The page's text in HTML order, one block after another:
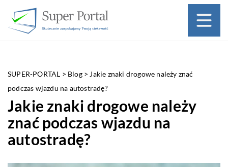
SUPER-PORTAL > Blog> Jakie znaki drogowe należy znać
podczas wjazdu na autostradę?
Jakie znaki drogowe należy
znać podczas wjazdu na
autostradę?